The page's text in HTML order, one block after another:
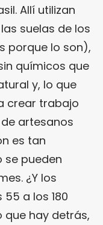
Allí utilizan
suelas de los
porque lo son),
químicos que
y, lo que
crear trabajo
artesanos
es tan
se pueden
¿Y los
a los 180
que hay detrás,